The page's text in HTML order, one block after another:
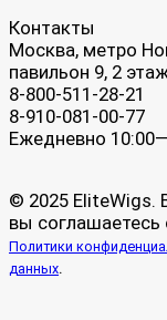
Контакты
Москва, метро
павильон 9, 2
8-800-511-28-21
8-910-081-00-77
Ежедневно
© 2025 EliteWigs.
вы соглашаетесь
Политики
данных.